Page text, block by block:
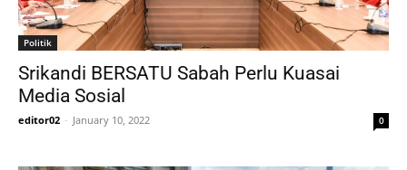
Politik
Srikandi BERSATU Sabah Perlu Kuasai
Media Sosial
editor02 - January 10, 2022 0